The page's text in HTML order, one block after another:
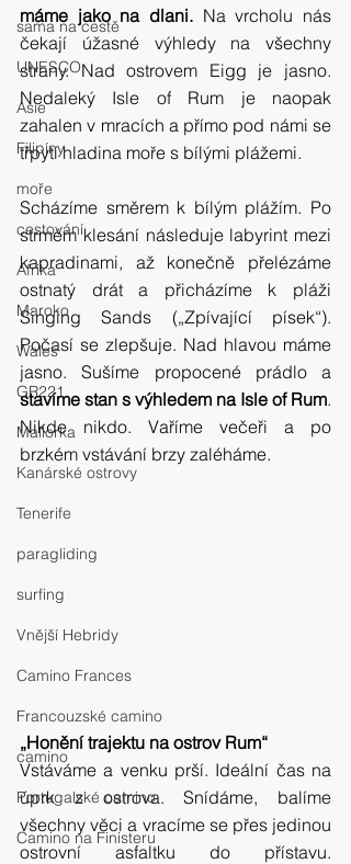
sama na cestě
UNESCO
Asie
Filipíny
moře
cestování
Afrika
Maroko
Wales
GR221
Mallorka
Kanárské ostrovy
Tenerife
paragliding
surfing
Vnější Hebridy
Camino Frances
Francouzské camino
camino
Portugalské camino
Camino na Finisteru
máme jako na dlani. Na vrcholu nás
čekají úžasné výhledy na všechny
strany. Nad ostrovem Eigg je jasno.
Nedaleký Isle of Rum je naopak
zahalen v mracích a přímo pod námi se
třpytí hladina moře s bílými plážemi.
Scházíme směrem k bílým plážím. Po
strmém klesání následuje labyrint mezi
kapradinami, až konečně přelézáme
ostnatý drát a přicházíme k pláži
Singing Sands („Zpívající písek“).
Počasí se zlepšuje. Nad hlavou máme
stavíme stan s výhledem na Isle of Rum.
Nikde nikdo. Vaříme večeři a po
brzkém vstávání brzy zaléháme.
„Honění trajektu na ostrov Rum“
Vstáváme a venku prší. Ideální čas na
úprk z ostrova. Snídáme, balíme
všechny věci a vracíme se přes jedinou
ostrovní asfaltku do přístavu.